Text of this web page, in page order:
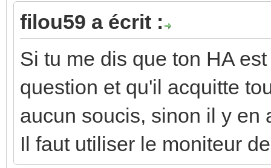
filou59 a écrit :
Si tu me dis que ton HA
question et qu'il acquitte
aucun soucis, sinon il y en
Il faut utiliser le moniteur